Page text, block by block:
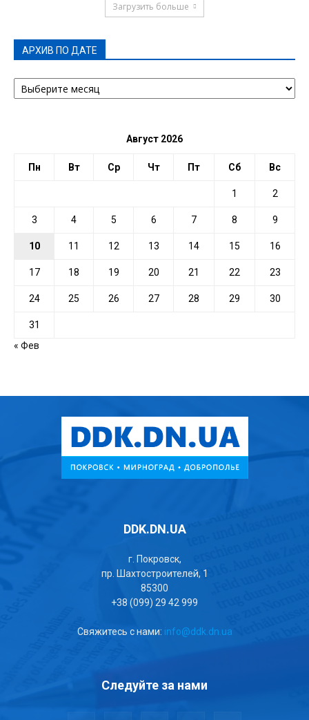
Загрузить больше
АРХИВ ПО ДАТЕ
АРХИВ
ПО
Август 2026
Пн Вт Ср Чт Пт Сб Вс
1 2
3 4 5 6 7 8 9
10 11 12 13 14 15 16
17 18 19 20 21 22 23
24 25 26 27 28 29 30
31
« Фев
DDK.DN.UA
г. Покровск,
пр. Шахтостроителей, 1
85300
+38 (099) 29 42 999
Свяжитесь с нами: info@ddk.dn.ua
Следуйте за нами